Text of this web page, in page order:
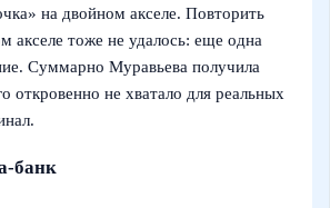
на двойном акселе. Повторить
акселе тоже не удалось: еще одна
Суммарно Муравьева получила
откровенно не хватало для реальных
банк